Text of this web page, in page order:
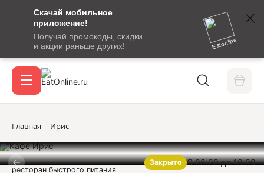
Скачай мобильное
приложение!
Получай промокоды, скидки
и акции раньше других!
Eatonline
сообщение
кодом
подтверждения
Акции
Главная Ирис
Закрыто С 08:00 до 19:00
ресторан быстрого питания